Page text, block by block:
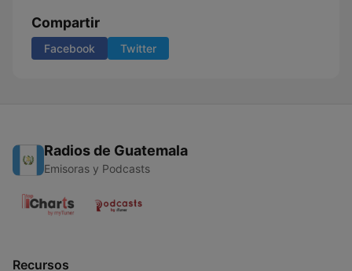
Compartir
Facebook Twitter
Radios de Guatemala
Emisoras y Podcasts
Recursos